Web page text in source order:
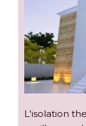
L'isolation